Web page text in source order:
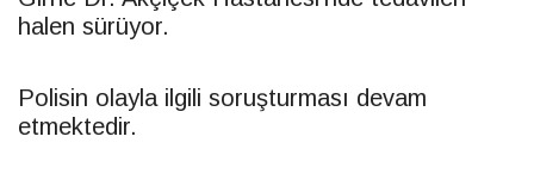
halen sürüyor.
Polisin olayla ilgili soruşturması devam
etmektedir.